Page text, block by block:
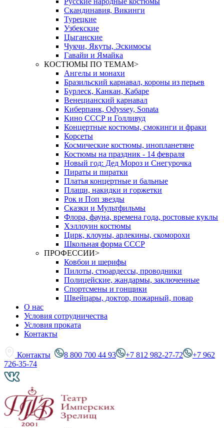
Скандинавия, Викинги
Турецкие
Узбекские
Цыганские
Чукчи, Якуты, Эскимосы
Гавайи и Ямайка
КОСТЮМЫ ПО ТЕМАМ>
Ангелы и монахи
Бразильский карнавал, короны из перьев
Бурлеск, Канкан, Кабаре
Венецианский карнавал
Киберпанк, Odyssey, Sonata
Кино СССР и Голливуд
Концертные костюмы, смокинги и фраки
Корсеты
Космические костюмы, инопланетяне
Костюмы на праздник - 14 февраля
Новый год: Дед Мороз и Снегурочка
Пираты и пиратки
Платья концертные и бальные
Плащи, накидки и горжетки
Рок и Поп звезды
Сказки и Мультфильмы
Флора, фауна, времена года, ростовые куклы
Хэллоуин костюмы
Цирк, клоуны, арлекины, скоморохи
Школьная форма СССР
ПРОФЕССИИ>
Ковбои и шерифы
Пилоты, стюардессы, проводники
Полицейские, жандармы, заключенные
Спортсмены и гонщики
Швейцары, доктор, пожарный, повар
О нас
Условия сотрудничества
Условия проката
Контакты
Контакты 8 800 700 44 93 +7 812 982-27-72
+7 962
726-35-74